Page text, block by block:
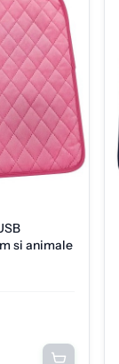
si animale